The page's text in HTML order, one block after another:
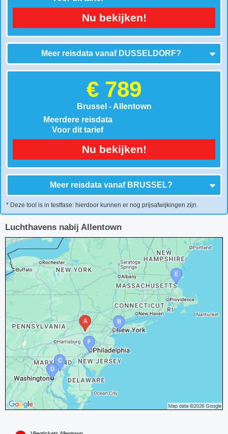
Nu bekijken!
Meer reisdata vanaf DUSSELDORF?
€ 789
Brussel - Allentown
Meerdere reisdata
Voor dit tarief
Nu bekijken!
Meer reisdata vanaf BRUSSEL?
* Deze tool is in testfase: hierdoor kunnen er nog prijsafwijkingen zijn.
Luchthavens nabij Allentown